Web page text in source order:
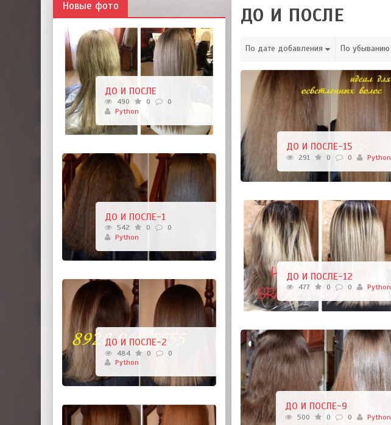
ДО И ПОСЛЕ
По дате добавления По убыванию
ДО И ПОСЛЕ-15
291 0 0 Python
ДО И ПОСЛЕ-12
477 0 0 Python
ДО И ПОСЛЕ-9
500 0 0 Python
Новые фото
ДО И ПОСЛЕ
490 0
0
Python
ДО И ПОСЛЕ-1
542 0
0
Python
ДО И ПОСЛЕ-2
484 0
0
Python